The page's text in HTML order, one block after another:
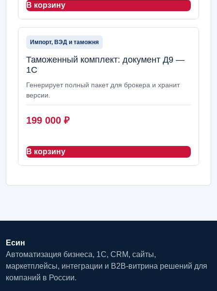
В корзину
Импорт, ВЭД и таможня
Таможенный комплект: документ Д9 —
1С
Генерирует полный пакет для брокера и хранит
версии.
199 000 ₽
В корзину
Есин
Автоматизация бизнеса, 1С, CRM, сайты,
маркетплейсы, интеграции и B2B-витрина решений для
компаний в России.